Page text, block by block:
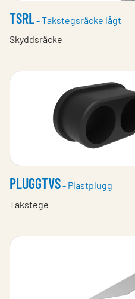
TSRL- Takstegsräcke lågt
Skyddsräcke
PLUGGTVS- Plastplugg
Takstege